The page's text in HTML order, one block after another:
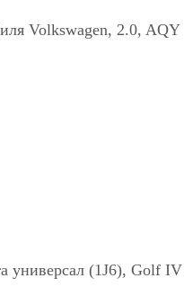
Volkswagen, 2.0, AQY
универсал (1J6), Golf